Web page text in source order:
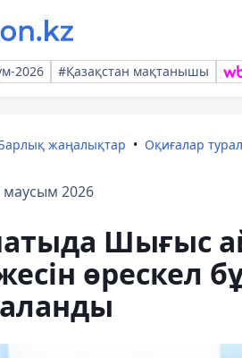
2026 #Қазақстан мақтанышы
жаңалықтар Оқиғалар
маусым 2026
Шығыс
өрескел